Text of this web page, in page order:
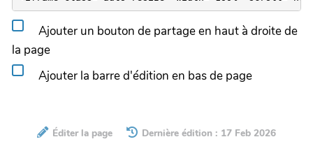
Ajouter un bouton de partage en haut à droite de
la page
Ajouter la barre d'édition en bas de page
Éditer la page
Dernière édition : 17 Feb 2026